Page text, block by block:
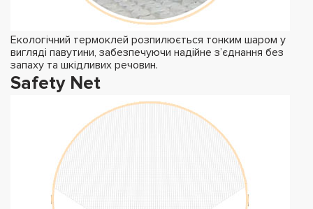
Екологічний термоклей розпилюється тонким шаром у
вигляді павутини, забезпечуючи надійне з’єднання без
запаху та шкідливих речовин.
Safety Net